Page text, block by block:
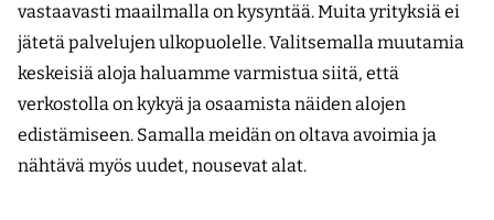
vastaavasti maailmalla on kysyntää. Muita yrityksiä ei
jätetä palvelujen ulkopuolelle. Valitsemalla muutamia
keskeisiä aloja haluamme varmistua siitä, että
verkostolla on kykyä ja osaamista näiden alojen
edistämiseen. Samalla meidän on oltava avoimia ja
nähtävä myös uudet, nousevat alat.